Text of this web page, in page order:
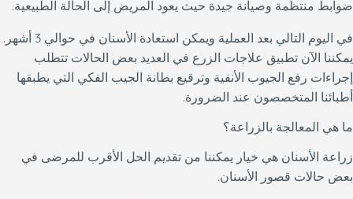
ضوابط منتظمة وصيانة جيدة حيث يعود المريض إلى الحالة الطبيعية.
في اليوم التالي بعد العملية ويمكن استعادة الأسنان في حوالي 3 أشهر.
يمكننا الآن تطبيق علاجات الزرع في العديد بعض الحالات تتطلب
إجراءات رفع الجيوب الأنفية وترقيع بطانة الجيب الفكي التي يطبقها
أطبائنا المتخصصون عند الضرورة.
ما هي المعالجة بالزراعة؟
زراعة الأسنان هي خيار يمكننا من تقديم الحل الأقرب للمرضى في
بعض حالات قصور الأسنان.